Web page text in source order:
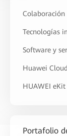
Tecnologías
Software y
Huawei Cloud
HUAWEI eKit
Portafolio